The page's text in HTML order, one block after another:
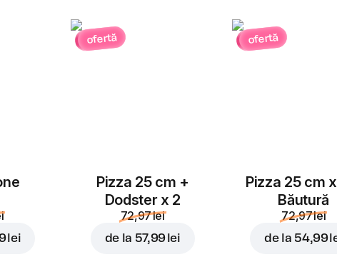
lei
ofertă
Pizza 25 cm +
Dodster x 2
72,97 lei
de la 57,99 lei
ofertă
Pizza 25 cm
Băutură
72,97 lei
de la 54,99